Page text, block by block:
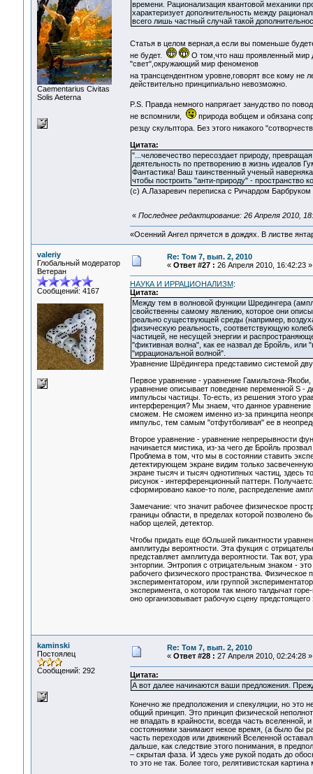
Сaementarius Civitas
Solis Aeterna
времени. Рационализация квантовой механики
характеризует дополнительность между
всего лишь частный случай такой
Статья в целом верная,а если вы поменьше
не будет.
О том,что наш проявленный мир
"свет",окружающий мир феноменов
на трансцендентном уровне,говорят все кому не
действительно принципиально невозможно.
P.S. Правда немного напрягает занудство по
не вспомнили,
природа вобщем и обязана
резцу скульптора. Без этого никакого
Цитата:
"...человечество пересоздает природу,
деятельность по претворению в жизнь идеалов
Фантастика! Ваш таинственный ученый
чтобы построить "анти-природу" - пространство
(с) А.Лазаревич переписка с Ричардом Барбруком
« Последнее редактирование: 26 Апреля 2010,
«Осенний Ангел прячется в дождях. В листве
valeriy
Глобальный модератор
Ветеран
Сообщений: 4167
Re: Том 7, вып. 2, 2010
« Ответ #27 : 26 Апреля 2010, 16:42:23 »
НАУКА И ИРРАЦИОНАЛИЗМ:
Цитата:
Между тем в волновой функции Шредингера
свойственны самому явлению, которое они
реально существующей среды (например,
физическую реальность, соответствующую
частицей, не несущей энергии и
"фиктивная волна", как ее назвал де Бройль,
"иррациональной волной".
Уравнение Шрёдингера представимо системой
Первое уравнение - уравнение Гамильтона-
уравнение описывает поведение переменной S -
импульсы частицы. То-есть, из решения этого
интерференция? Мы знаем, что данное
сможем. Не сможем именно из-за принципа
импульс, тем самым "отфутболивая" ее в
Второе уравнение - уравнение непрерывности
начинается мистика, из-за чего де Бройль
Проблема в том, что мы в состоянии ставить
детектирующем экране видим только
экране тысяч и тысяч однотипных частиц, здесь
рисунок - интерференционный паттерн.
сформировано какое-то поле, распределение
Замечание: что значит рабочее физическое
границы области, в пределах которой позволено
набор щелей, детектор.
Чтобы придать еще бОльшей пикантности
амплитуды вероятности. Эта фукция с
представляет амплитуда вероятности. Так вот,
энторпии. Энтропия с отрицательным знаком -
рабочего физического пространства.
экспериментатором, или группой
эксперимента, о котором так много талдычат
оно организовывает рабочую сцену
kaminski
Постоялец
Сообщений: 292
Re: Том 7, вып. 2, 2010
« Ответ #28 : 27 Апреля 2010, 02:24:28 »
Цитата:
А вот далее начинаются ваши предложения.
Конечно же предположения и спекуляции, но это
общий принцип. Это принцип физической
не впадать в крайности, всегда часть
состояниями занимают некое время, (а было бы
часть переходов или движений Вселенной
дальше, как следствие этого понимания, в
– скрытая фаза. И здесь уже рукой подать до
то это не так. Более того, релятивистская